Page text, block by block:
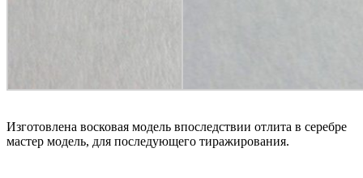
Изготовлена восковая модель впоследствии отлита в серебре
мастер модель, для последующего тиражирования.